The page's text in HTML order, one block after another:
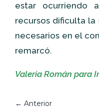
estar ocurriendo
recursos dificulta
necesarios en el
remarcó.
Valeria Román para
← Anterior